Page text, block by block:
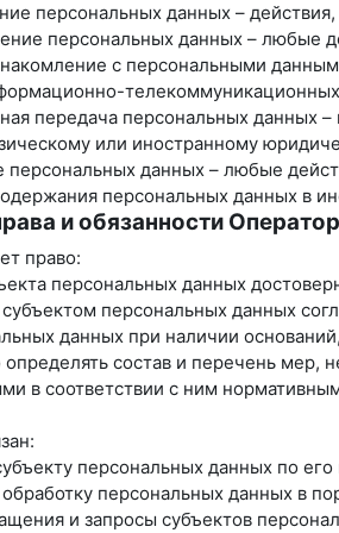
персональных данных –
персональных данных – любые
с персональными
передача персональных данных
или иностранному
персональных данных – любые
персональных данных в
и обязанности
право:
персональных данных
субъектом персональных данных
данных при наличии
определять состав и перечень
в соответствии с ним
персональных данных по
обработку персональных данных в
и запросы субъектов